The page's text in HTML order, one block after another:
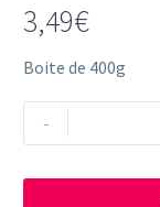
3,49€
Boite de 400g
-
quantité
de